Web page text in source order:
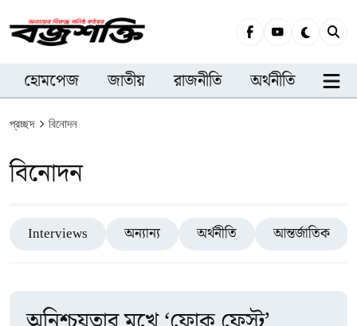
হোমপেজ জাতীয় রাজনীতি অর্থনীতি
প্রচ্ছদ বিনোদন
বিনোদন
Interviews অন্যান্য অর্থনীতি আন্তর্জাতিক